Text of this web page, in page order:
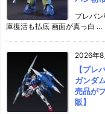
プレバ
庫復活も払底 画面が真っ白 ...
2026年8
【プレ
ガンダ
売品が
販】